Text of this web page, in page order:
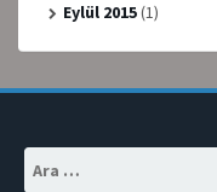
Eylül 2015(1)